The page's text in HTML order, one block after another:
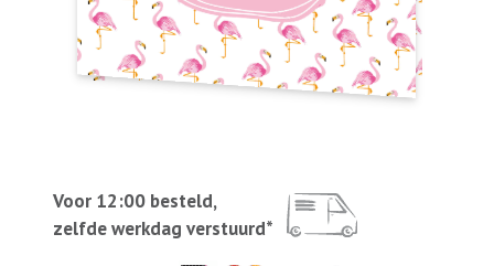
Voor 12:00 besteld,
zelfde werkdag verstuurd*